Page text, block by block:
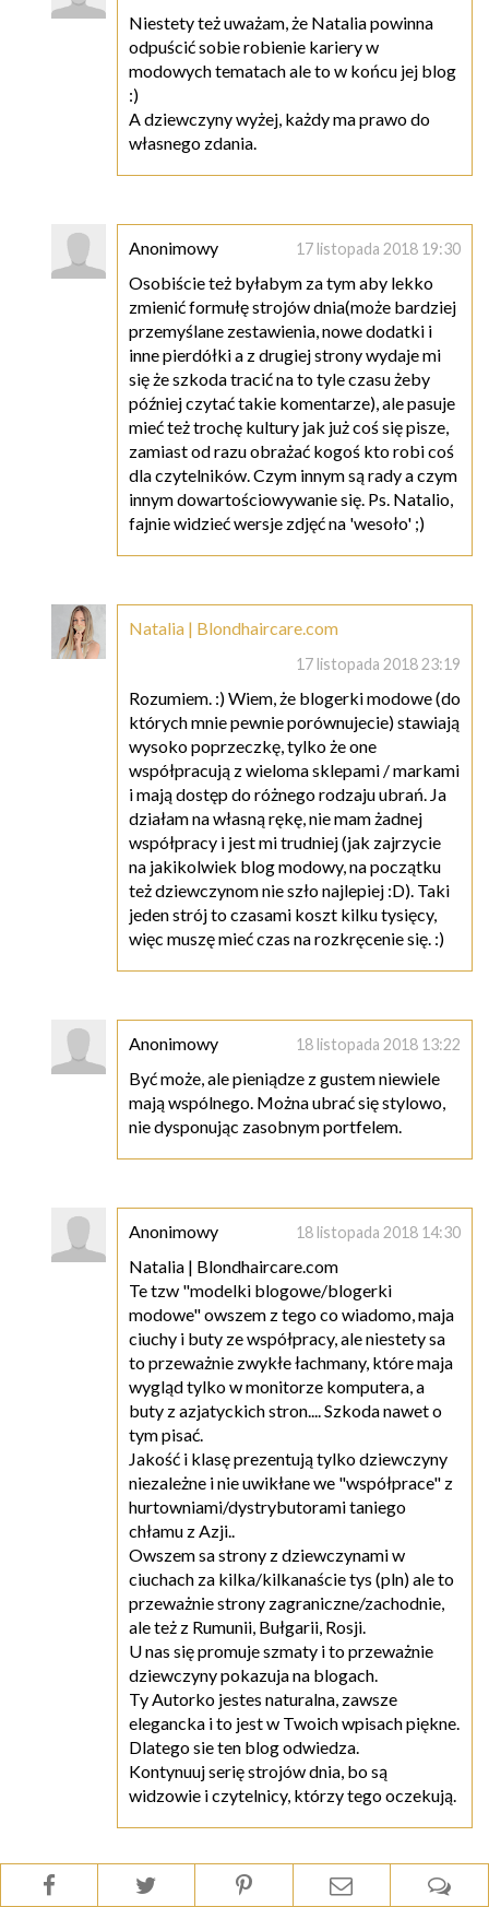
Niestety też uważam, że Natalia powinna
odpuścić sobie robienie kariery w
modowych tematach ale to w końcu jej blog
:)
A dziewczyny wyżej, każdy ma prawo do
własnego zdania.
Anonimowy 17 listopada 2018 19:30
Osobiście też byłabym za tym aby lekko
zmienić formułę strojów dnia(może bardziej
przemyślane zestawienia, nowe dodatki i
inne pierdółki a z drugiej strony wydaje mi
się że szkoda tracić na to tyle czasu żeby
później czytać takie komentarze), ale pasuje
mieć też trochę kultury jak już coś się pisze,
zamiast od razu obrażać kogoś kto robi coś
dla czytelników. Czym innym są rady a czym
innym dowartościowywanie się. Ps. Natalio,
fajnie widzieć wersje zdjęć na 'wesoło' ;)
Natalia | Blondhaircare.com
17 listopada 2018 23:19
Rozumiem. :) Wiem, że blogerki modowe (do
których mnie pewnie porównujecie) stawiają
wysoko poprzeczkę, tylko że one
współpracują z wieloma sklepami / markami
i mają dostęp do różnego rodzaju ubrań. Ja
działam na własną rękę, nie mam żadnej
współpracy i jest mi trudniej (jak zajrzycie
na jakikolwiek blog modowy, na początku
też dziewczynom nie szło najlepiej :D). Taki
jeden strój to czasami koszt kilku tysięcy,
więc muszę mieć czas na rozkręcenie się. :)
Anonimowy 18 listopada 2018 13:22
Być może, ale pieniądze z gustem niewiele
mają wspólnego. Można ubrać się stylowo,
nie dysponując zasobnym portfelem.
Anonimowy 18 listopada 2018 14:30
Natalia | Blondhaircare.com
Te tzw "modelki blogowe/blogerki
modowe" owszem z tego co wiadomo, maja
ciuchy i buty ze współpracy, ale niestety sa
to przeważnie zwykłe łachmany, które maja
wygląd tylko w monitorze komputera, a
buty z azjatyckich stron.... Szkoda nawet o
tym pisać.
Jakość i klasę prezentują tylko dziewczyny
niezależne i nie uwikłane we "współprace" z
hurtowniami/dystrybutorami taniego
chłamu z Azji..
Owszem sa strony z dziewczynami w
ciuchach za kilka/kilkanaście tys (pln) ale to
przeważnie strony zagraniczne/zachodnie,
ale też z Rumunii, Bułgarii, Rosji.
U nas się promuje szmaty i to przeważnie
dziewczyny pokazuja na blogach.
Ty Autorko jestes naturalna, zawsze
elegancka i to jest w Twoich wpisach piękne.
Dlatego sie ten blog odwiedza.
Kontynuuj serię strojów dnia, bo są
widzowie i czytelnicy, którzy tego oczekują.
Natalia | Blondhaircare.com